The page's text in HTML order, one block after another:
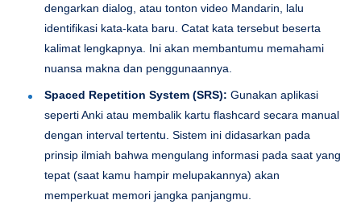
dengarkan dialog, atau tonton video Mandarin, lalu
identifikasi kata-kata baru. Catat kata tersebut beserta
kalimat lengkapnya. Ini akan membantumu memahami
nuansa makna dan penggunaannya.
Spaced Repetition System (SRS): Gunakan aplikasi
seperti Anki atau membalik kartu flashcard secara manual
dengan interval tertentu. Sistem ini didasarkan pada
prinsip ilmiah bahwa mengulang informasi pada saat yang
tepat (saat kamu hampir melupakannya) akan
memperkuat memori jangka panjangmu.